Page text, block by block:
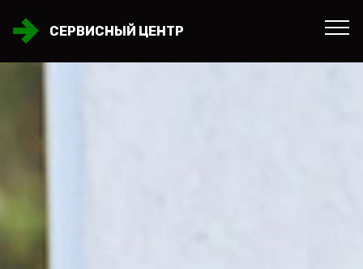
СЕРВИСНЫЙ ЦЕНТР